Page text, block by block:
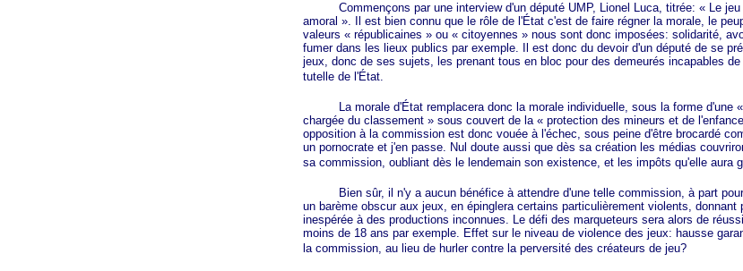
Commençons par une interview d'un député UMP, Lionel Luca, titrée: « Lejeu
amoral ». Il est bien connu que le rôle de l'État c'est de faire régner la morale, le
valeurs « républicaines »ou « citoyennes »nous sont donc imposées: solidarité,
fumer dans les lieux publics par exemple. Il est donc du devoir d'un député de se
jeux, donc de ses sujets, les prenant tous en bloc pour des demeurés incapables
tutelle de l'État.
La morale d'État remplacera donc la morale individuelle, sous la forme d'une
chargée du classement »sous couvert de la « protectiondes mineurs et de
opposition à la commission est donc vouée à l'échec, sous peine d'être brocardé
un pornocrate et j'en passe. Nul doute aussi que dès sa création les médias
sa commission, oubliant dès le lendemain son existence, et les impôts qu'elle aura
Bien sûr, il n'y a aucun bénéfice à attendre d'une telle commission, à part
un barème obscur aux jeux, en épinglera certains particulièrement violents, donnant
inespérée à des productions inconnues. Le défi des marqueteurs sera alors de
moins de 18 ans par exemple. Effet sur le niveau de violence des jeux: hausse
la commission, au lieu de hurler contre la perversité des créateurs de jeu?